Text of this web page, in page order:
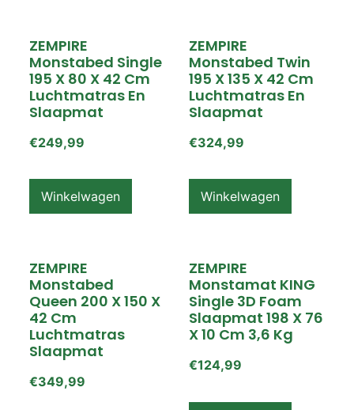
ZEMPIRE
Monstabed Single
195 X 80 X 42 Cm
Luchtmatras En
Slaapmat
€249,99
Winkelwagen
ZEMPIRE
Monstabed Twin
195 X 135 X 42 Cm
Luchtmatras En
Slaapmat
€324,99
Winkelwagen
ZEMPIRE
Monstabed
Queen 200 X 150 X
42 Cm
Luchtmatras
Slaapmat
€349,99
ZEMPIRE
Monstamat KING
Single 3D Foam
Slaapmat 198 X 76
X 10 Cm 3,6 Kg
€124,99